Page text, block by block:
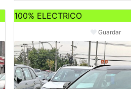
100% ELECTRICO
Guardar